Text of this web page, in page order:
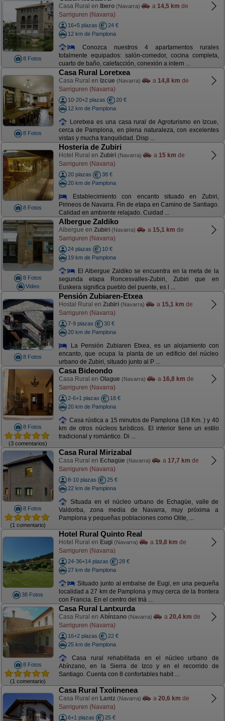
8 Fotos
Casa Rural en Ibero (Navarra) a 14,5 km de
Sarriguren (Navarra)
16+5 plazas
24 €
12 km de Pamplona
Conozca nuestros 4 apartamentos rurales
totalmente equipados: salón-comedor, cocina completa,
cuarto de baño, calefacción, conexión a intern ...
8 Fotos
Casa Rural Loretxea
Casa Rural en Izcue (Navarra) a 14,8 km de
Sarriguren (Navarra)
10-20+2 plazas
20 €
12 km de Pamplona
Loretxea es una casa rural de Agroturismo en Izcue,
cerca de Pamplona, en plena naturaleza, con excelentes
vistas y mucha tranquilidad. Disp ...
8 Fotos
Hosteria de Zubiri
Hotel Rural en Zubiri (Navarra) a 15 km de
Sarriguren (Navarra)
20 plazas
38 €
20 km de Pamplona
Establecimiento con encanto situado en Zubiri,
Pirineos de Navarra. Fin de etapa en Camino de Santiago.
Calidad en ambiente relajado. Cuidad ...
8 Fotos
Video
Albergue Zaldiko
Albergue en Zubiri (Navarra) a 15,1 km de
Sarriguren (Navarra)
24 plazas
10 €
19 km de Pamplona
El Albergue Zaldiko se encuentra en la meta de la
segunda etapa Roncesvalles-Zubiri, Zubiri que en
Euskera significa pueblo del puente, es l ...
8 Fotos
Pensión Zubiaren-Etxea
Hostal Rural en Zubiri (Navarra) a 15,1 km de
Sarriguren (Navarra)
7-9 plazas
30 €
20 km de Pamplona
La Pensión Zubiaren Etxea, es un alojamiento con
encanto, que ocupa la planta de un edificio del núcleo
urbano de Zubiri, situado junto al P ...
8 Fotos
(3 comentarios)
Casa Bideondo
Casa Rural en Olague (Navarra) a 16,8 km de
Sarriguren (Navarra)
2-6+1 plazas
18 €
20 km de Pamplona
Casa rústica a 15 minutos de Pamplona (18 Km. ) y 40
km de otros núcleos turísticos. El interior tiene un estilo
tradicional y romántico. Di ...
8 Fotos
(1 comentario)
Casa Rural Mirizabal
Casa Rural en Echagüe (Navarra) a 17,7 km de
Sarriguren (Navarra)
8-10 plazas
25 €
22 km de Pamplona
Situada en el núcleo urbano de Echagüe, valle de
Valdorba, zona media de Navarra, muy próxima a
Pamplona y pequeñas poblaciones como Olite, ...
38 Fotos
Hotel Rural Quinto Real
Hotel Rural en Eugi (Navarra) a 19,8 km de
Sarriguren (Navarra)
24-36+14 plazas
28 €
27 km de Pamplona
Situado junto al embalse de Eugi, en una pequeña
localidad a 27 km de Pamplona y muy cerca de la frontera
con Francia. En el centro del triá ...
8 Fotos
(1 comentario)
Casa Rural Lantxurda
Casa Rural en Abínzano (Navarra) a 20,4 km de
Sarriguren (Navarra)
16+2 plazas
22 €
25 km de Pamplona
Casa rural rehabilitada en el núcleo urbano de
Abínzano, en la Sierra de Izco y en el recorrido de
Santiago. Cuenta con 8 confortables habit ...
Casa Rural Txolinenea
Casa Rural en Lantz (Navarra) a 20,6 km de
Sarriguren (Navarra)
6+1 plazas 25 €